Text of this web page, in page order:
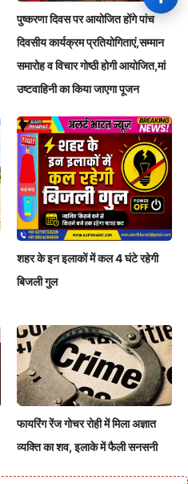
पुष्करणा दिवस पर आयोजित होंगे पांच
दिवसीय कार्यक्रम प्रतियोगिताएं,सम्मान
समारोह व विचार गोष्ठी होगी आयोजित,मां
उष्टवाहिनी का किया जाएगा पूजन
शहर के इन इलाकों में कल 4 घंटे रहेगी
बिजली गुल
फायरिंग रेंज गोचर रोही में मिला अज्ञात
व्यक्ति का शव, इलाके में फैली सनसनी